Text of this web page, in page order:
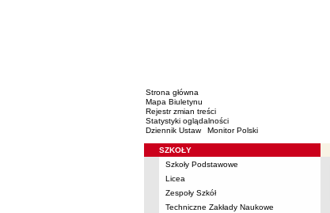
Strona główna
Mapa Biuletynu
Rejestr zmian treści
Statystyki oglądalności
Dziennik Ustaw
Monitor Polski
Menu
SZKOŁY
Szkoły Podstawowe
Licea
Zespoły Szkół
Techniczne Zakłady Naukowe